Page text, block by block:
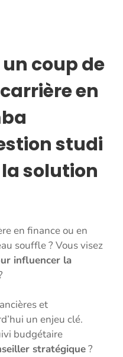
coup de
en
studi
solution
en finance ou en
souffle ? Vous visez
influencer la
et
un enjeu clé.
budgétaire
stratégique?